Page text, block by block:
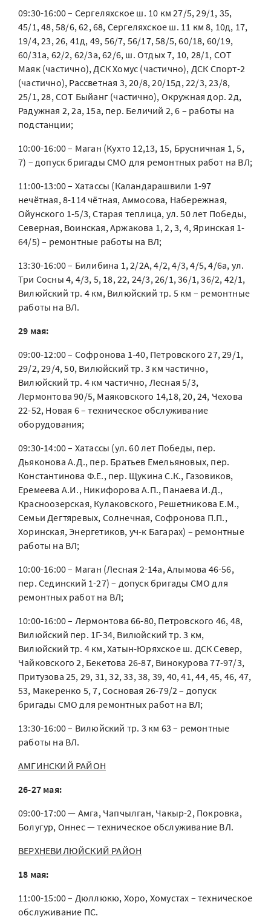
09:30-16:00 – Сергеляхское ш. 10 км 27/5, 29/1, 35,
45/1, 48, 58/6, 62, 68, Сергеляхское ш. 11 км 8, 10д, 17,
19/4, 23, 26, 41д, 49, 56/7, 56/17, 58/5, 60/18, 60/19,
60/31а, 62/2, 62/3а, 62/6, ш. Отдых 7, 10, 28/1, СОТ
Маяк (частично), ДСК Хомус (частично), ДСК Спорт-2
(частично), Рассветная 3, 20/8, 20/15д, 22/3, 23/8,
25/1, 28, СОТ Быйанг (частично), Окружная дор. 2д,
Радужная 2, 2а, 15а, пер. Беличий 2, 6 – работы на
подстанции;
10:00-16:00 – Маган (Кухто 12,13, 15, Брусничная 1, 5,
7) – допуск бригады СМО для ремонтных работ на ВЛ;
11:00-13:00 – Хатассы (Каландарашвили 1-97
нечётная, 8-114 чётная, Аммосова, Набережная,
Ойунского 1-5/3, Старая теплица, ул. 50 лет Победы,
Северная, Воинская, Аржакова 1, 2, 3, 4, Яринская 1-
64/5) – ремонтные работы на ВЛ;
13:30-16:00 – Билибина 1, 2/2А, 4/2, 4/3, 4/5, 4/6а, ул.
Три Сосны 4, 4/3, 5, 18, 22, 24/3, 26/1, 36/1, 36/2, 42/1,
Вилюйский тр. 4 км, Вилюйский тр. 5 км – ремонтные
работы на ВЛ.
29 мая:
09:00-12:00 – Софронова 1-40, Петровского 27, 29/1,
29/2, 29/4, 50, Вилюйский тр. 3 км частично,
Вилюйский тр. 4 км частично, Лесная 5/3,
Лермонтова 90/5, Маяковского 14,18, 20, 24, Чехова
22-52, Новая 6 – техническое обслуживание
оборудования;
09:30-14:00 – Хатассы (ул. 60 лет Победы, пер.
Дьяконова А.Д., пер. Братьев Емельяновых, пер.
Константинова Ф.Е., пер. Щукина С.К., Газовиков,
Еремеева А.И., Никифорова А.П., Панаева И.Д.,
Красноозерская, Кулаковского, Решетникова Е.М.,
Семьи Дегтяревых, Солнечная, Софронова П.П.,
Хоринская, Энергетиков, уч-к Багарах) – ремонтные
работы на ВЛ;
10:00-16:00 – Маган (Лесная 2-14а, Алымова 46-56,
пер. Сединский 1-27) – допуск бригады СМО для
ремонтных работ на ВЛ;
10:00-16:00 – Лермонтова 66-80, Петровского 46, 48,
Вилюйский пер. 1Г-34, Вилюйский тр. 3 км,
Вилюйский тр. 4 км, Хатын-Юряхское ш. ДСК Север,
Чайковского 2, Бекетова 26-87, Винокурова 77-97/3,
Притузова 25, 29, 31, 32, 33, 38, 39, 40, 41, 44, 45, 46, 47,
53, Макеренко 5, 7, Сосновая 26-79/2 – допуск
бригады СМО для ремонтных работ на ВЛ;
13:30-16:00 – Вилюйский тр. 3 км 63 – ремонтные
работы на ВЛ.
АМГИНСКИЙ РАЙОН
26-27 мая:
09:00-17:00 — Амга, Чапчылган, Чакыр-2, Покровка,
Болугур, Оннес — техническое обслуживание ВЛ.
ВЕРХНЕВИЛЮЙСКИЙ РАЙОН
18 мая:
11:00-15:00 – Дюллюкю, Хоро, Хомустах – техническое
обслуживание ПС.